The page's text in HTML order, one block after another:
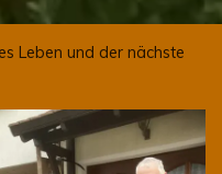
Leben und der nächste